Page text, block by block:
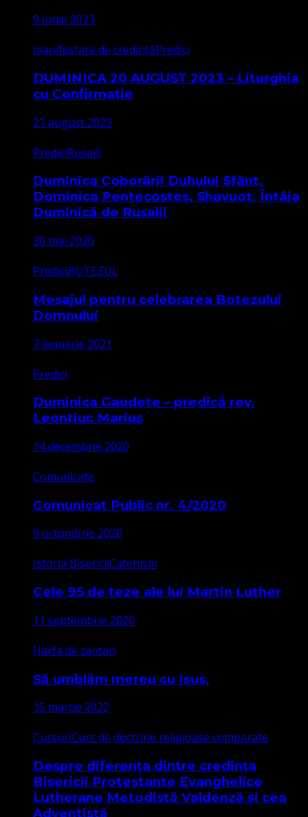
9 iunie 2023
manifestare de credințăPredici
DUMINICA 20 AUGUST 2023 – Liturghia
cu Confirmație
21 august 2023
PrediciRusalii
Duminica Coborârii Duhului Sfânt,
Dominica Pentecostes, Shavuot. Întâia
Duminică de Rusalii
30 mai 2020
PrediciBOTEZUL
Mesajul pentru celebrarea Botezului
Domnului
7 ianuarie 2021
Predici
Duminica Gaudete – predică rev.
Leontiuc Marius
14 decembrie 2020
Comunicate
Comunicat Public nr. 4/2020
9 octombrie 2020
Istoria BisericiiCatehism
Cele 95 de teze ale lui Martin Luther
11 septembrie 2020
Harfa de cantari
Să umblăm mereu cu Isus,
15 martie 2022
CursuriCurs de doctrine religioase comparate
Despre diferența dintre credința
Bisericii Protestante Evanghelice
Lutherane Metodistă Valdenză și cea
Adventistă